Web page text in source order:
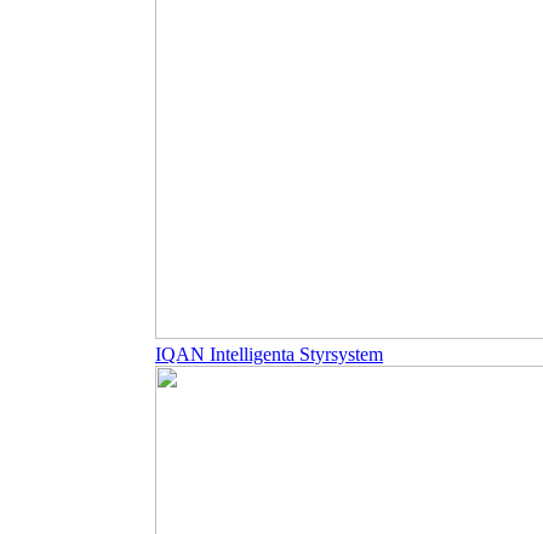
IQAN Intelligenta Styrsystem